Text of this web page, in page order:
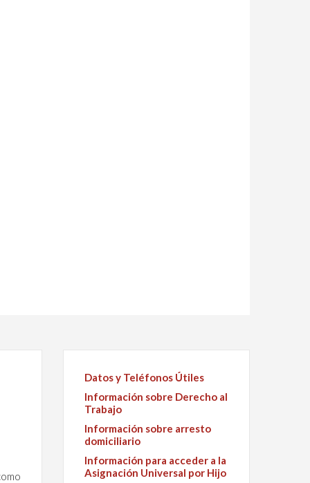
Datos y Teléfonos Útiles
Información sobre Derecho al
Trabajo
Información sobre arresto
domiciliario
Información para acceder a la
Asignación Universal por Hijo